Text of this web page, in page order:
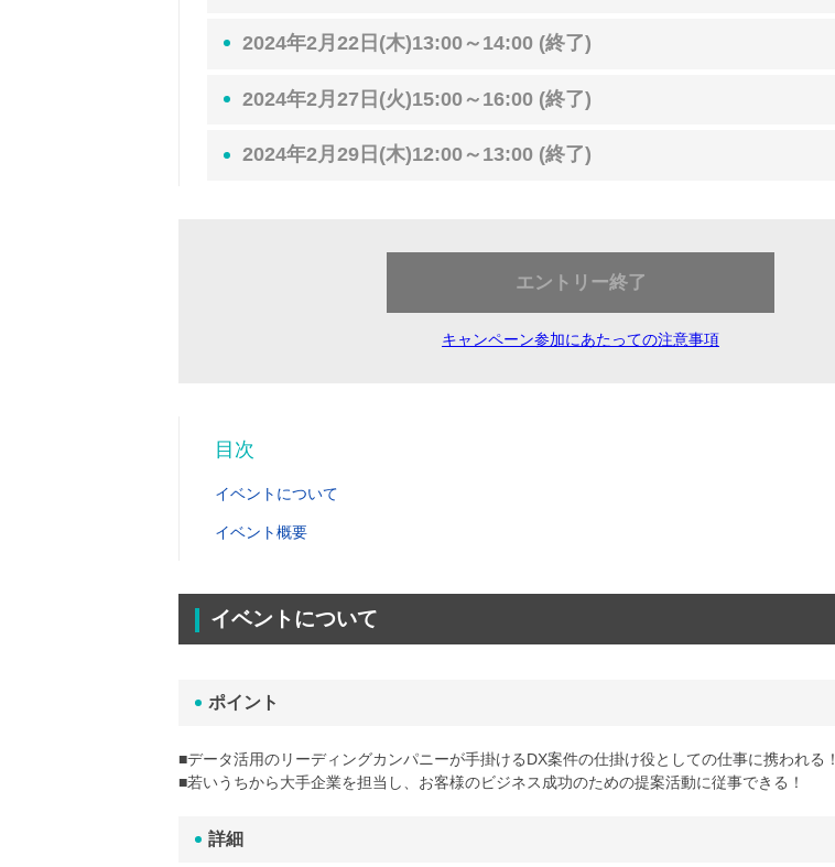
2024年2月22日(木)13:00～14:00 (終了)
2024年2月27日(火)15:00～16:00 (終了)
2024年2月29日(木)12:00～13:00 (終了)
エントリー終了
キャンペーン参加にあたっての注意事項
目次
イベントについて
イベント概要
イベントについて
ポイント
■データ活用のリーディングカンパニーが手掛けるDX案件の仕掛け役としての仕事に携われる！
■若いうちから大手企業を担当し、お客様のビジネス成功のための提案活動に従事できる！
詳細